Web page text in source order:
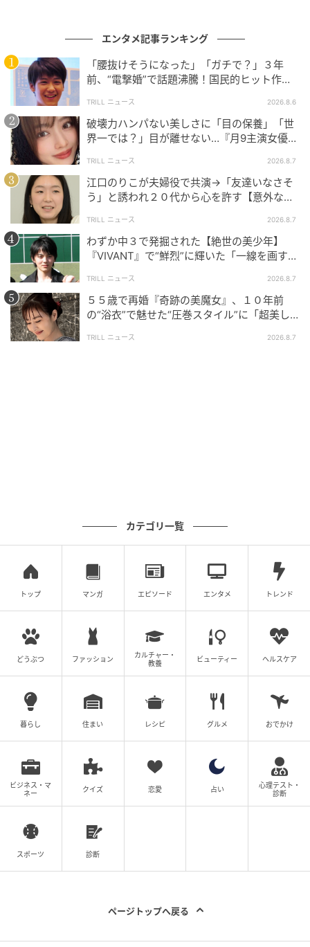
エンタメ記事ランキング
「腰抜けそうになった」「ガチで？」３年
前、“電撃婚”で話題沸騰！国民的ヒット作
TRILL ニュース 2026.8.6
破壊力ハンパない美しさに「目の保養」「世
界一では？」目が離せない…『月9主演女優
TRILL ニュース 2026.8.7
江口のりこが夫婦役で共演→「友達いなさそ
う」と誘われ２０代から心を許す【意外な親
TRILL ニュース 2026.8.7
わずか中３で発掘された【絶世の美少年】
『VIVANT』で“鮮烈”に輝いた「一線を画す」
TRILL ニュース 2026.8.7
５５歳で再婚『奇跡の美魔女』、１０年前
の“浴衣”で魅せた“圧巻スタイル”に「超美し
TRILL ニュース 2026.8.7
カテゴリ一覧
トップ マンガ エピソード エンタメ トレンド
どうぶつ ファッション
カルチャー・
教養
ビューティー ヘルスケア
暮らし 住まい レシピ グルメ おでかけ
ビジネス・マ
ネー
クイズ 恋愛 占い
心理テスト・
診断
スポーツ 診断
ページトップへ戻る